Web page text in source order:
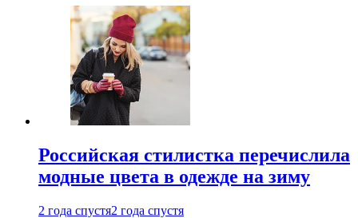
Российская стилистка перечислила
модные цвета в одежде на зиму
2 года спустя2 года спустя